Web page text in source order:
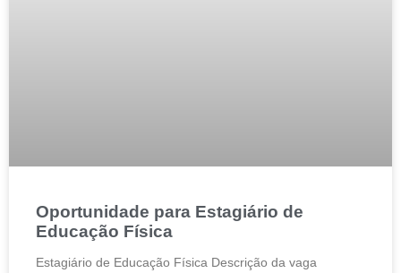
Oportunidade para Estagiário de
Educação Física
Estagiário de Educação Física Descrição da vaga